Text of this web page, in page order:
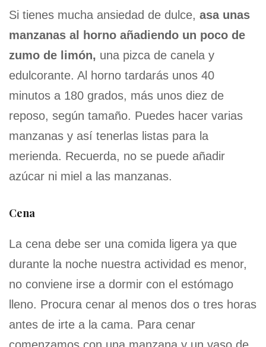
Si tienes mucha ansiedad de dulce, asa unas
manzanas al horno añadiendo un poco de
zumo de limón, una pizca de canela y
edulcorante. Al horno tardarás unos 40
minutos a 180 grados, más unos diez de
reposo, según tamaño. Puedes hacer varias
manzanas y así tenerlas listas para la
merienda. Recuerda, no se puede añadir
azúcar ni miel a las manzanas.
Cena
La cena debe ser una comida ligera ya que
durante la noche nuestra actividad es menor,
no conviene irse a dormir con el estómago
lleno. Procura cenar al menos dos o tres horas
antes de irte a la cama. Para cenar